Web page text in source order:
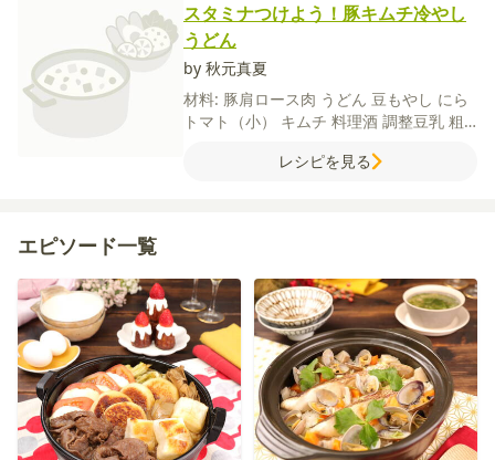
スタミナつけよう！豚キムチ冷やし
うどん
by 秋元真夏
材料: 豚肩ロース肉 うどん 豆もやし にら
トマト（小） キムチ 料理酒 調整豆乳 粗
しょうが（チューブ）豆板醤
レシピを見る
エピソード一覧